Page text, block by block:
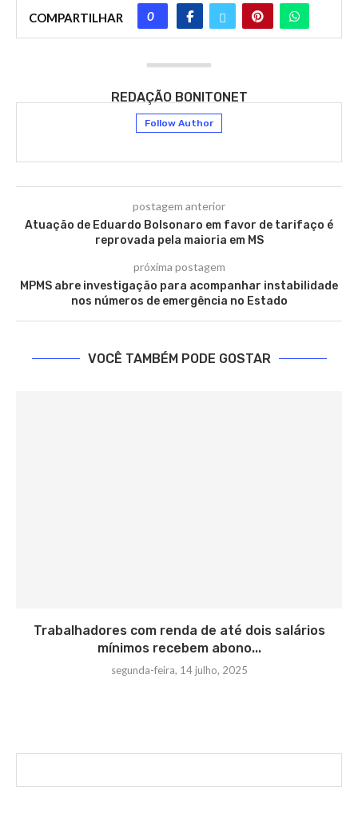
COMPARTILHAR 0
REDAÇÃO BONITONET
Follow Author
postagem anterior
Atuação de Eduardo Bolsonaro em favor de tarifaço é
reprovada pela maioria em MS
próxima postagem
MPMS abre investigação para acompanhar instabilidade
nos números de emergência no Estado
VOCÊ TAMBÉM PODE GOSTAR
Trabalhadores com renda de até dois salários
mínimos recebem abono...
segunda-feira, 14 julho, 2025